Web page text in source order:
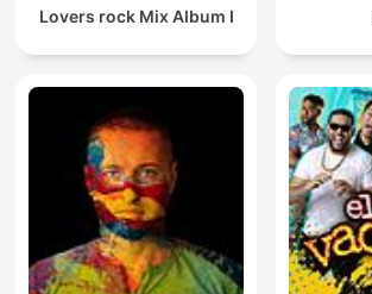
Lovers rock Mix Album I